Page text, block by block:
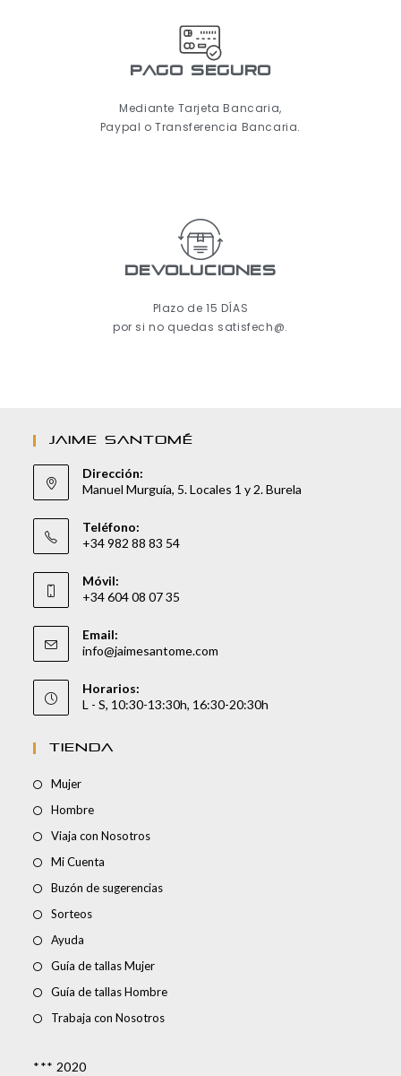
pago seguro
Mediante Tarjeta Bancaria,
Paypal o Transferencia Bancaria.
Devoluciones
Plazo de 15 DÍAS
por si no quedas satisfech@.
JAIME SANTOMÉ
Dirección:
Manuel Murguía, 5. Locales 1 y 2. Burela
Teléfono:
+34 982 88 83 54
Móvil:
+34 604 08 07 35
Email:
info@jaimesantome.com
Horarios:
L - S, 10:30-13:30h, 16:30-20:30h
TIENDA
Mujer
Hombre
Viaja con Nosotros
Mi Cuenta
Buzón de sugerencias
Sorteos
Ayuda
Guía de tallas Mujer
Guía de tallas Hombre
Trabaja con Nosotros
*** 2020